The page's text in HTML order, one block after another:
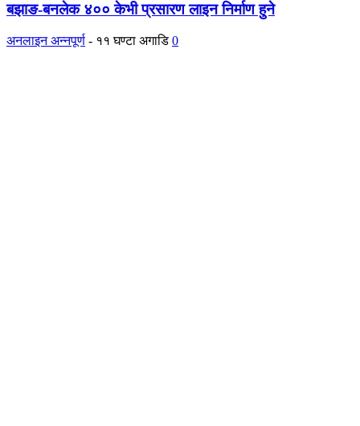
बझाङ-बनलेक ४०० केभी प्रसारण लाइन निर्माण हुने
अनलाइन अन्नपूर्ण - ११ घण्टा अगाडि 0